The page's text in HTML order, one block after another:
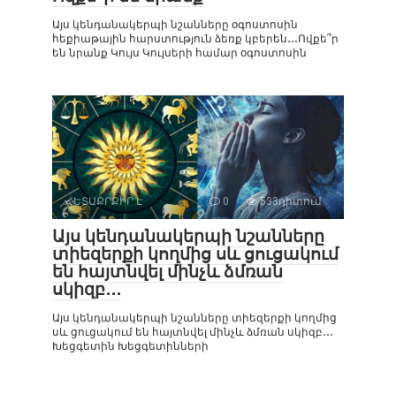
Այս կենդանակերպի նշանները օգոստոսին
հեքիաթային հարստություն ձեռք կբերեն․․․Ովքե՞ր
են նրանք Կույս Կույսերի համար օգոստոսին
ՀԵՏԱՔՐՔԻՐ Է 0 533դիտում
Այս կենդանակերպի նշանները
տիեզերքի կողմից սև ցուցակում
են հայտնվել մինչև ձմռան
սկիզբ․․․
Այս կենդանակերպի նշանները տիեզերքի կողմից
սև ցուցակում են հայտնվել մինչև ձմռան սկիզբ․․․
Խեցգետին Խեցգետինների